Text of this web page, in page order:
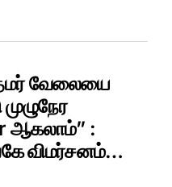
வேலையை
முழுநேர
ஆகலாம்” :
விமர்சனம்…